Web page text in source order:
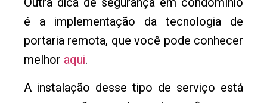
é a implementação da tecnologia de
portaria remota, que você pode conhecer
melhor aqui.
A instalação desse tipo de serviço está